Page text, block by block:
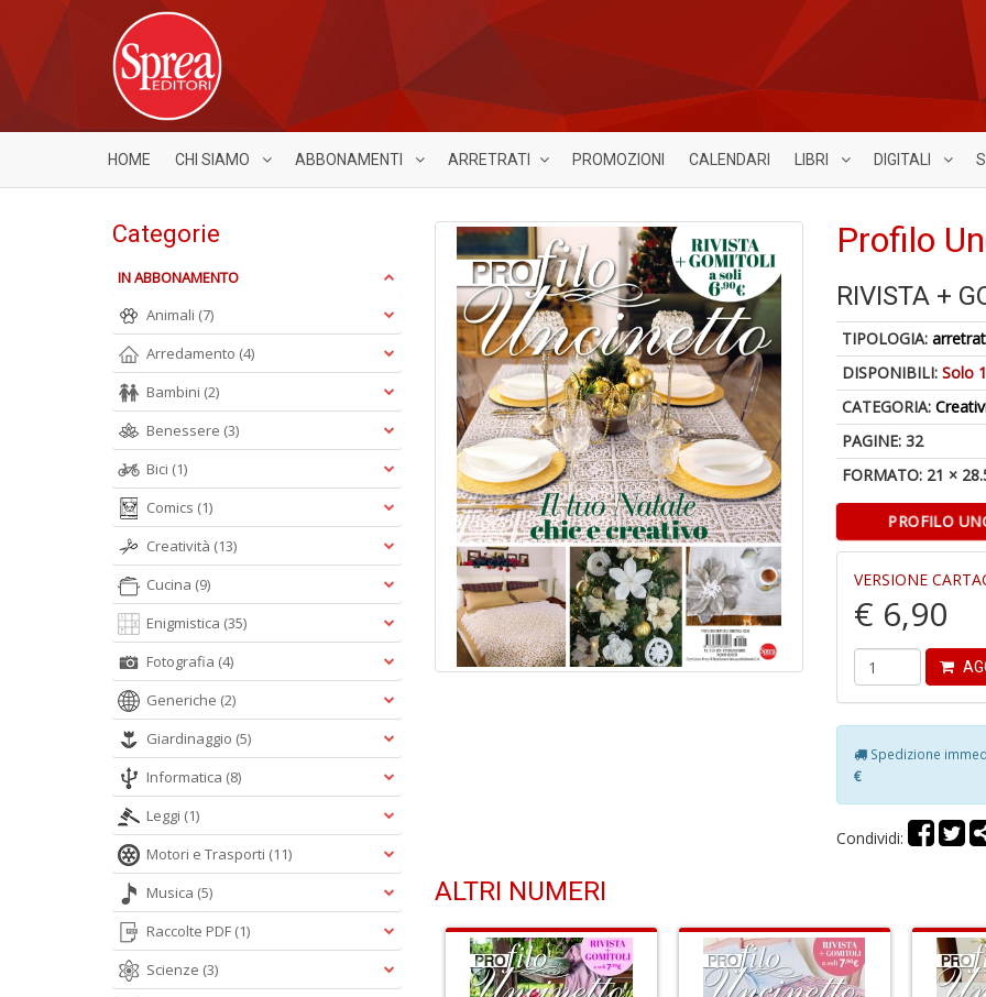
HOME CHI SIAMO ABBONAMENTI ARRETRATI PROMOZIONI CALENDARI LIBRI DIGITALI
Profilo
RIVISTA +
TIPOLOGIA:
DISPONIBILI:Solo
CATEGORIA:
PAGINE: 32
FORMATO: 21 ×
PROFILO
VERSIONE
€ 6,90
Spedizione
€
Condividi:
ALTRI NUMERI
Categorie
IN ABBONAMENTO
Animali (7)
Arredamento (4)
Bambini (2)
Benessere (3)
Bici (1)
Comics (1)
Creatività (13)
Cucina (9)
Enigmistica (35)
Fotografia (4)
Generiche (2)
Giardinaggio (5)
Informatica (8)
Leggi (1)
Motori e Trasporti (11)
Musica (5)
Raccolte PDF (1)
Scienze (3)